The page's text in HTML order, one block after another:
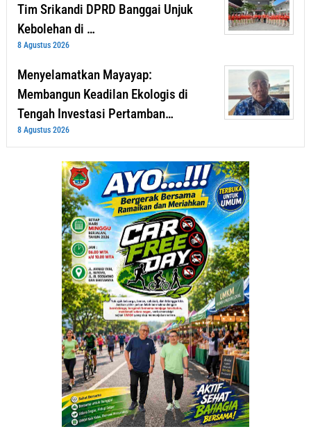
Tim Srikandi DPRD Banggai Unjuk
Kebolehan di …
8 Agustus 2026
Menyelamatkan Mayayap:
Membangun Keadilan Ekologis di
Tengah Investasi Pertamban…
8 Agustus 2026